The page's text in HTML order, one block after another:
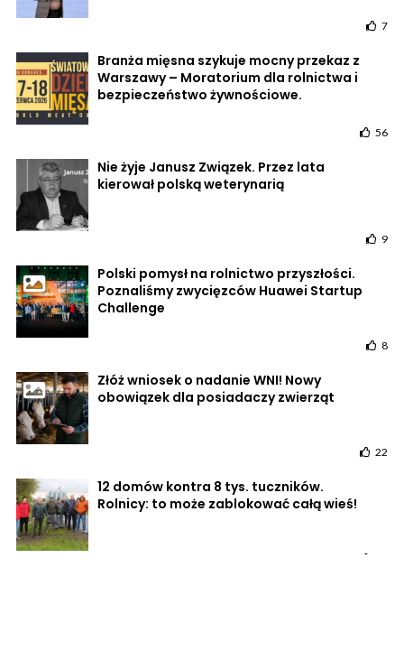
7
Branża mięsna szykuje mocny przekaz z
Warszawy – Moratorium dla rolnictwa i
bezpieczeństwo żywnościowe.
56
Nie żyje Janusz Związek. Przez lata
kierował polską weterynarią
9
Polski pomysł na rolnictwo przyszłości.
Poznaliśmy zwycięzców Huawei Startup
Challenge
8
Złóż wniosek o nadanie WNI! Nowy
obowiązek dla posiadaczy zwierząt
22
12 domów kontra 8 tys. tuczników.
Rolnicy: to może zablokować całą wieś!